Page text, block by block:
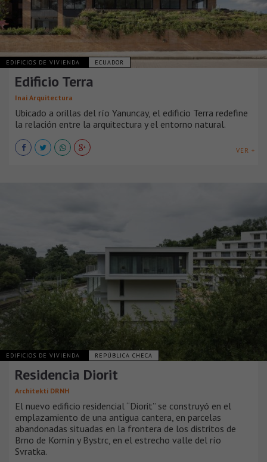
EDIFICIOS DE VIVIENDA ECUADOR
Edificio Terra
Inai Arquitectura
Ubicado a orillas del río Yanuncay, el edificio Terra redefine
la relación entre la arquitectura y el entorno natural.
VER +
EDIFICIOS DE VIVIENDA REPÚBLICA CHECA
Residencia Diorit
Architekti DRNH
El nuevo edificio residencial “Diorit” se construyó en el
emplazamiento de una antigua cantera, en parcelas
abandonadas situadas en la frontera de los distritos de
Brno de Komín y Bystrc, en el estrecho valle del río
Svratka.